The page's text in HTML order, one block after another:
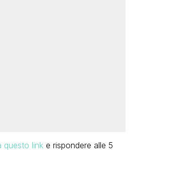
questo linke rispondere alle 5